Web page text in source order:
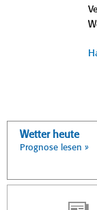
Wetter heute
Prognose lesen »